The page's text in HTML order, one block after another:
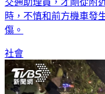
時，不慎和前方機車發
傷。
社會